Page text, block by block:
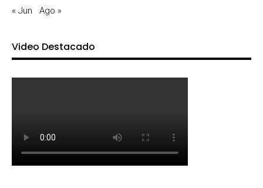
« Jun Ago »
Video Destacado